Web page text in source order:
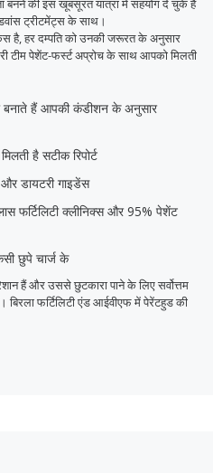
बनने की इस खूबसूरत यात्रा में सहयोग दे चुके हैं
ट्रीटमेंट्स के साथ।
है, हर दम्पति को उनकी जरूरत के अनुसार
टीम पेशेंट-फर्स्ट अप्रोच के साथ आपको मिलती
बनाते हैं आपकी कंडीशन के अनुसार
है सटीक रिपोर्ट
डायटरी गाइडेंस
फर्टिलिटी क्लीनिक्स और 95% पेशेंट
छुपे चार्ज के
हैं और उससे छुटकारा पाने के लिए सर्वोत्तम
फर्टिलिटी एंड आईवीएफ में पेरेंटहुड की